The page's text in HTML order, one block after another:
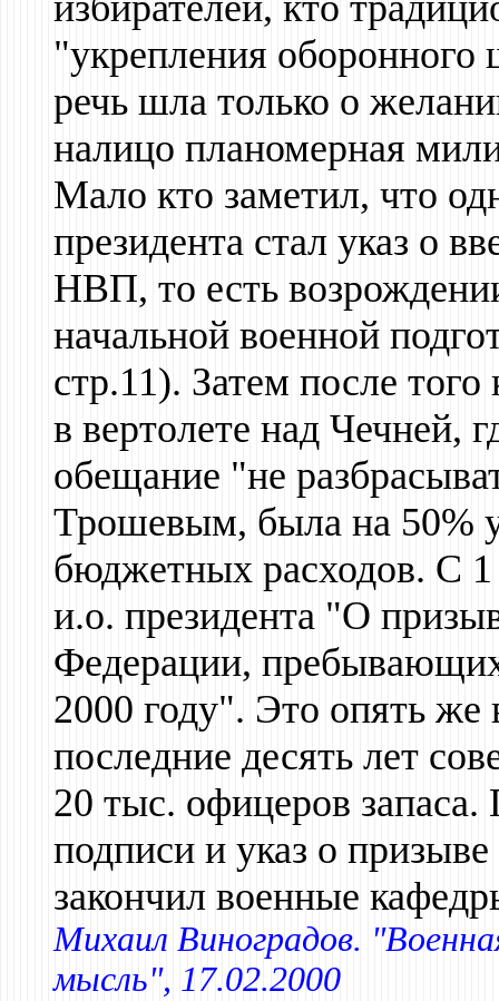
"укрепления
речь шла только о
налицо планомерная
Мало кто заметил, что
президента стал указ о
НВП, то есть
начальной военной
стр.11). Затем после
в вертолете над Чечней,
обещание "не
Трошевым, была на 50%
бюджетных расходов. С 1
и.о. президента "О
Федерации,
2000 году". Это опять же
последние десять лет
20 тыс. офицеров запаса.
подписи и указ о
закончил военные
Михаил Виноградов.
мысль", 17.02.2000